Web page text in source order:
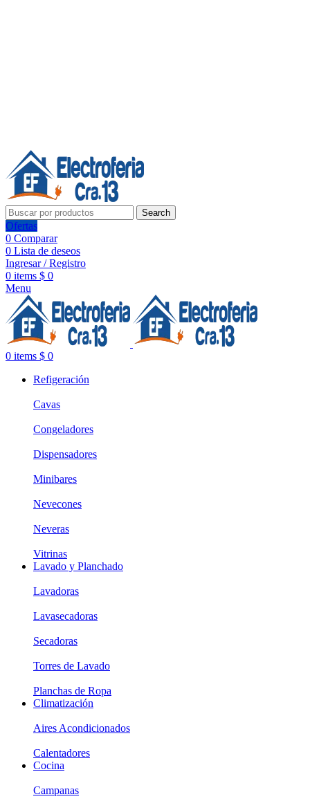
Search
Ofertas
0 Comparar
0 Lista de deseos
Ingresar / Registro
0 items $ 0
Menu
0 items $ 0
Refigeración
Cavas
Congeladores
Dispensadores
Minibares
Nevecones
Neveras
Vitrinas
Lavado y Planchado
Lavadoras
Lavasecadoras
Secadoras
Torres de Lavado
Planchas de Ropa
Climatización
Aires Acondicionados
Calentadores
Cocina
Campanas